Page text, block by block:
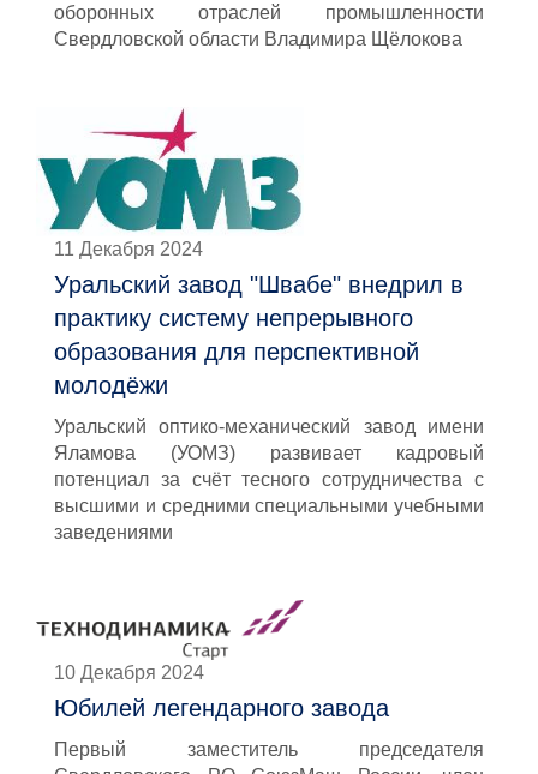
оборонных отраслей промышленности
Свердловской области Владимира Щёлокова
11 Декабря 2024
Уральский завод "Швабе" внедрил в
практику систему непрерывного
образования для перспективной
молодёжи
Уральский оптико-механический завод имени
Яламова (УОМЗ) развивает кадровый
потенциал за счёт тесного сотрудничества с
высшими и средними специальными учебными
заведениями
10 Декабря 2024
Юбилей легендарного завода
Первый заместитель председателя